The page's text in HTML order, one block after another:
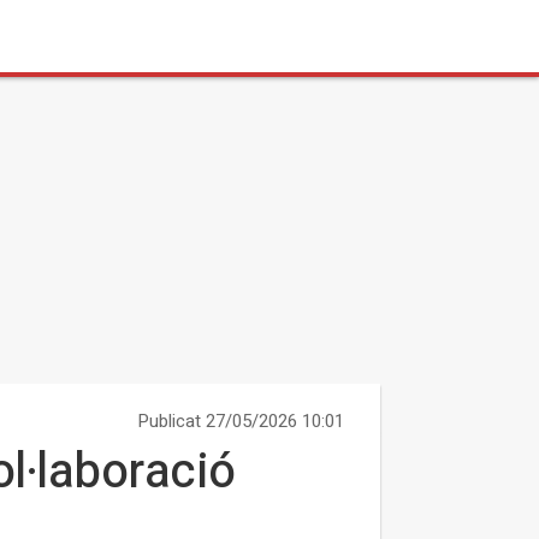
Publicat 27/05/2026 10:01